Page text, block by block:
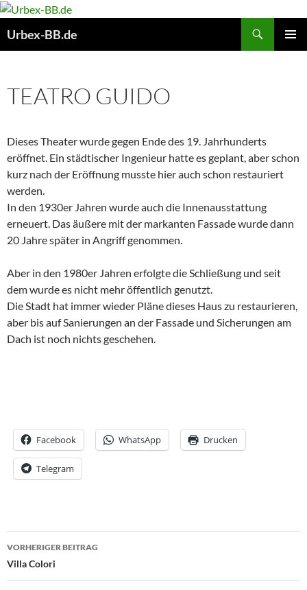
Urbex-BB.de
TEATRO GUIDO
Dieses Theater wurde gegen Ende des 19. Jahrhunderts
eröffnet. Ein städtischer Ingenieur hatte es geplant, aber schon
kurz nach der Eröffnung musste hier auch schon restauriert
werden.
In den 1930er Jahren wurde auch die Innenausstattung
erneuert. Das äußere mit der markanten Fassade wurde dann
20 Jahre später in Angriff genommen.
Aber in den 1980er Jahren erfolgte die Schließung und seit
dem wurde es nicht mehr öffentlich genutzt.
Die Stadt hat immer wieder Pläne dieses Haus zu restaurieren,
aber bis auf Sanierungen an der Fassade und Sicherungen am
Dach ist noch nichts geschehen.
Facebook WhatsApp Drucken
Telegram
Beitrags-
Navigation
VORHERIGER BEITRAG
Villa Colori